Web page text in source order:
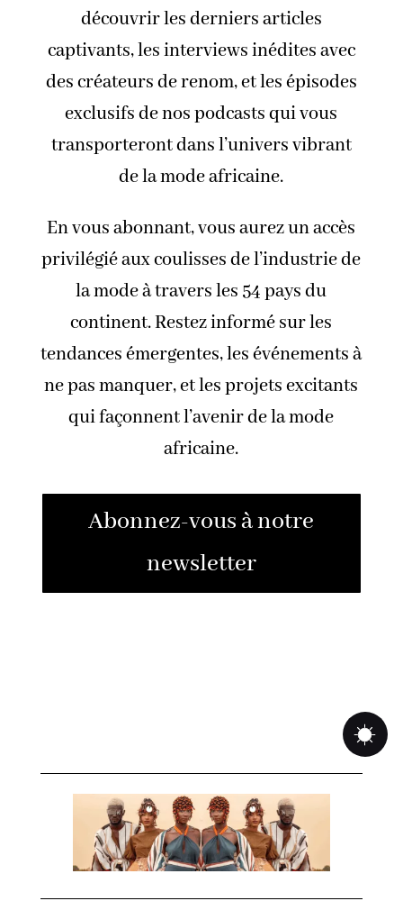
découvrir les derniers articles
captivants, les interviews inédites avec
des créateurs de renom, et les épisodes
exclusifs de nos podcasts qui vous
transporteront dans l’univers vibrant
de la mode africaine.
En vous abonnant, vous aurez un accès
privilégié aux coulisses de l’industrie de
la mode à travers les 54 pays du
continent. Restez informé sur les
tendances émergentes, les événements à
ne pas manquer, et les projets excitants
qui façonnent l’avenir de la mode
africaine.
Abonnez-vous à notre
newsletter